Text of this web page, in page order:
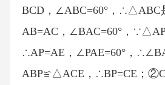
BCD，∠ABC=60°，∴△ABC
AB=AC，∠BAC=60°，
∴AP=AE，∠PAE=60°，
ABP≌△ACE，∴BP=CE；